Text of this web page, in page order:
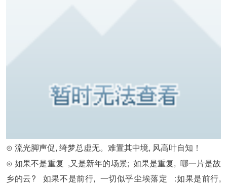
⊙ 流光脚声促, 绮梦总虚无。难置其中境, 风高叶自知！
⊙ 如果不是重复 ,又是新年的场景; 如果是重复, 哪一片是故
乡的云? 如果不是前行, 一切似乎尘埃落定 :如果是前行,